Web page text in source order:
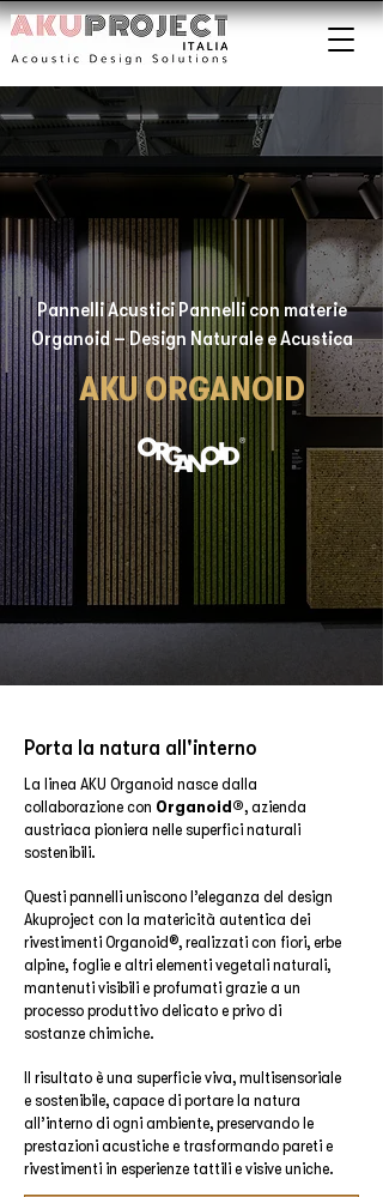
Pannelli Acustici Pannelli con materie
Organoid – Design Naturale e Acustica
AKU ORGANOID
Porta la natura all'interno
La linea AKU Organoid nasce dalla
collaborazione con Organoid®, azienda
austriaca pioniera nelle superfici naturali
sostenibili.
Questi pannelli uniscono l’eleganza del design
Akuproject con la matericità autentica dei
rivestimenti Organoid®, realizzati con fiori, erbe
alpine, foglie e altri elementi vegetali naturali,
mantenuti visibili e profumati grazie a un
processo produttivo delicato e privo di
sostanze chimiche.
Il risultato è una superficie viva, multisensoriale
e sostenibile, capace di portare la natura
all’interno di ogni ambiente, preservando le
prestazioni acustiche e trasformando pareti e
rivestimenti in esperienze tattili e visive uniche.